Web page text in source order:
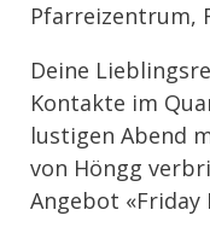
Pfarreizentrum,
Deine
Kontakte im
lustigen Abend
von Höngg
Angebot «Friday